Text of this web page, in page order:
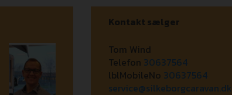
Kontakt sælger
Tom Wind
Telefon 30637564
lblMobileNo 30637564
service@silkeborgcaravan.dk